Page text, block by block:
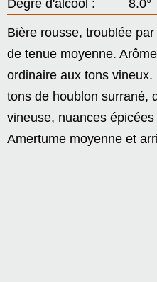
Degré d'alcool :
8.0°
Bière rousse, troublée
de tenue moyenne.
ordinaire aux tons
tons de houblon surrané,
vineuse, nuances
Amertume moyenne et